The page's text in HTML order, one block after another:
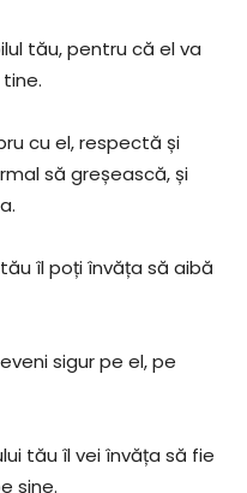
tău, pentru că el va
cu el, respectă și
să greșească, și
îl poți învăța să aibă
sigur pe el, pe
tău îl vei învăța să fie
sine.